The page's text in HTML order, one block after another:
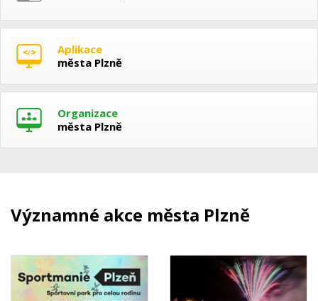
Aplikace
města Plzně
Organizace
města Plzně
Významné akce města Plzně